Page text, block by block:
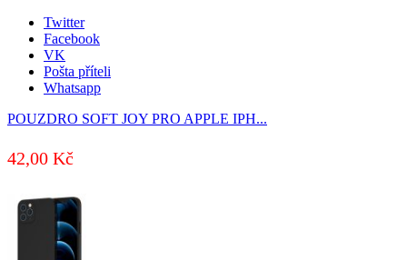
Twitter
Facebook
VK
Pošta příteli
Whatsapp
POUZDRO SOFT JOY PRO APPLE IPH...
42,00 Kč